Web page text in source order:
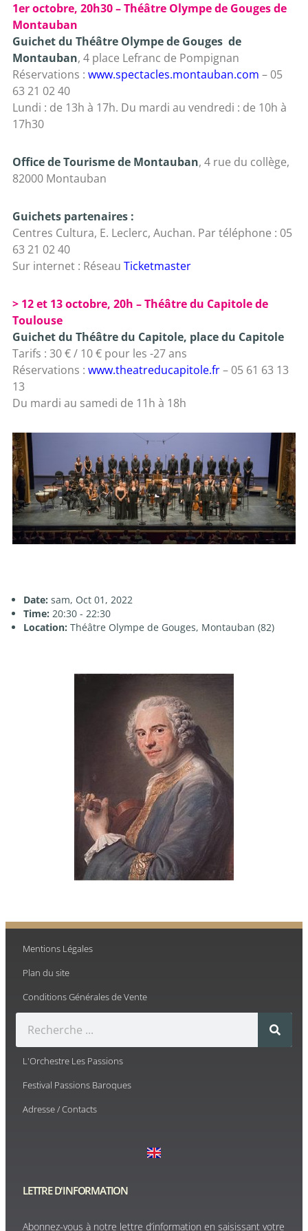
1er octobre, 20h30 – Théâtre Olympe de Gouges de
Montauban
Guichet du Théâtre Olympe de Gouges de
Montauban, 4 place Lefranc de Pompignan
Réservations : www.spectacles.montauban.com – 05
63 21 02 40
Lundi : de 13h à 17h. Du mardi au vendredi : de 10h à
17h30
Office de Tourisme de Montauban, 4 rue du collège,
82000 Montauban
Guichets partenaires :
Centres Cultura, E. Leclerc, Auchan. Par téléphone : 05
63 21 02 40
Sur internet : Réseau Ticketmaster
> 12 et 13 octobre, 20h – Théâtre du Capitole de
Toulouse
Guichet du Théâtre du Capitole, place du Capitole
Tarifs : 30 € / 10 € pour les -27 ans
Réservations : www.theatreducapitole.fr– 05 61 63 13
13
Du mardi au samedi de 11h à 18h
Date: sam, Oct 01, 2022
Time: 20:30 - 22:30
Location: Théâtre Olympe de Gouges, Montauban (82)
Mentions Légales
Plan du site
Conditions Générales de Vente
L'Orchestre Les Passions
Festival Passions Baroques
Adresse / Contacts
LETTRE D'INFORMATION
Abonnez-vous à notre lettre d’information en saisissant votre